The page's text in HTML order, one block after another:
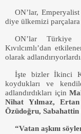
ON’lar,
diye ülkemizi parçalara
ON’lar Türkiye
Kıvılcımlı’dan
olarak
İşte bizler İkinci
koydukları ve
adlandırdıkları için
Nihat Yılmaz,
Özüdoğru,
“Vatan aşkını